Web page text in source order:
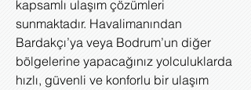
kapsamlı ulaşım çözümleri
sunmaktadır. Havalimanından
Bardakçı’ya veya Bodrum’un diğer
bölgelerine yapacağınız yolculuklarda
hızlı, güvenli ve konforlu bir ulaşım